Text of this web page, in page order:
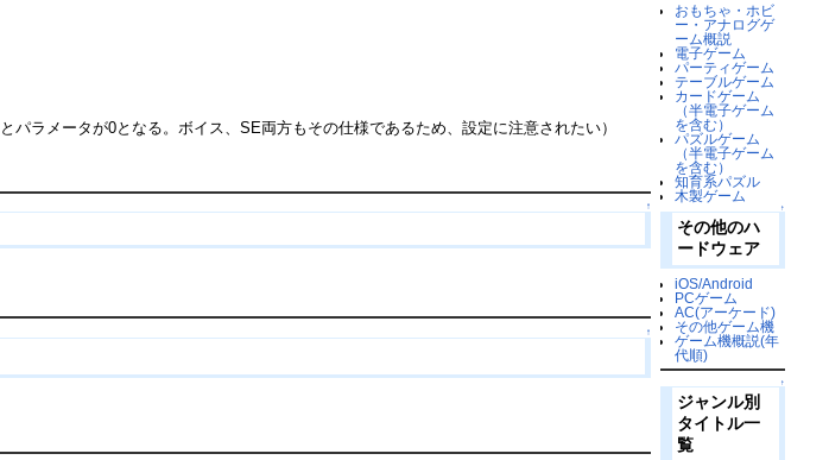
ラメータが0となる。ボイス、SE両方もその仕様であるため、設定に注意されたい）
↑
↑
おもちゃ・ホビ
ー・アナログゲ
ーム概説
電子ゲーム
パーティゲーム
テーブルゲーム
カードゲーム
（半電子ゲーム
を含む）
パズルゲーム
（半電子ゲーム
を含む）
知育系パズル
木製ゲーム
↑
その他のハ
ードウェア
iOS/Android
PCゲーム
AC(アーケード)
その他ゲーム機
ゲーム機概説(年
代順)
↑
ジャンル別
タイトル一
覧